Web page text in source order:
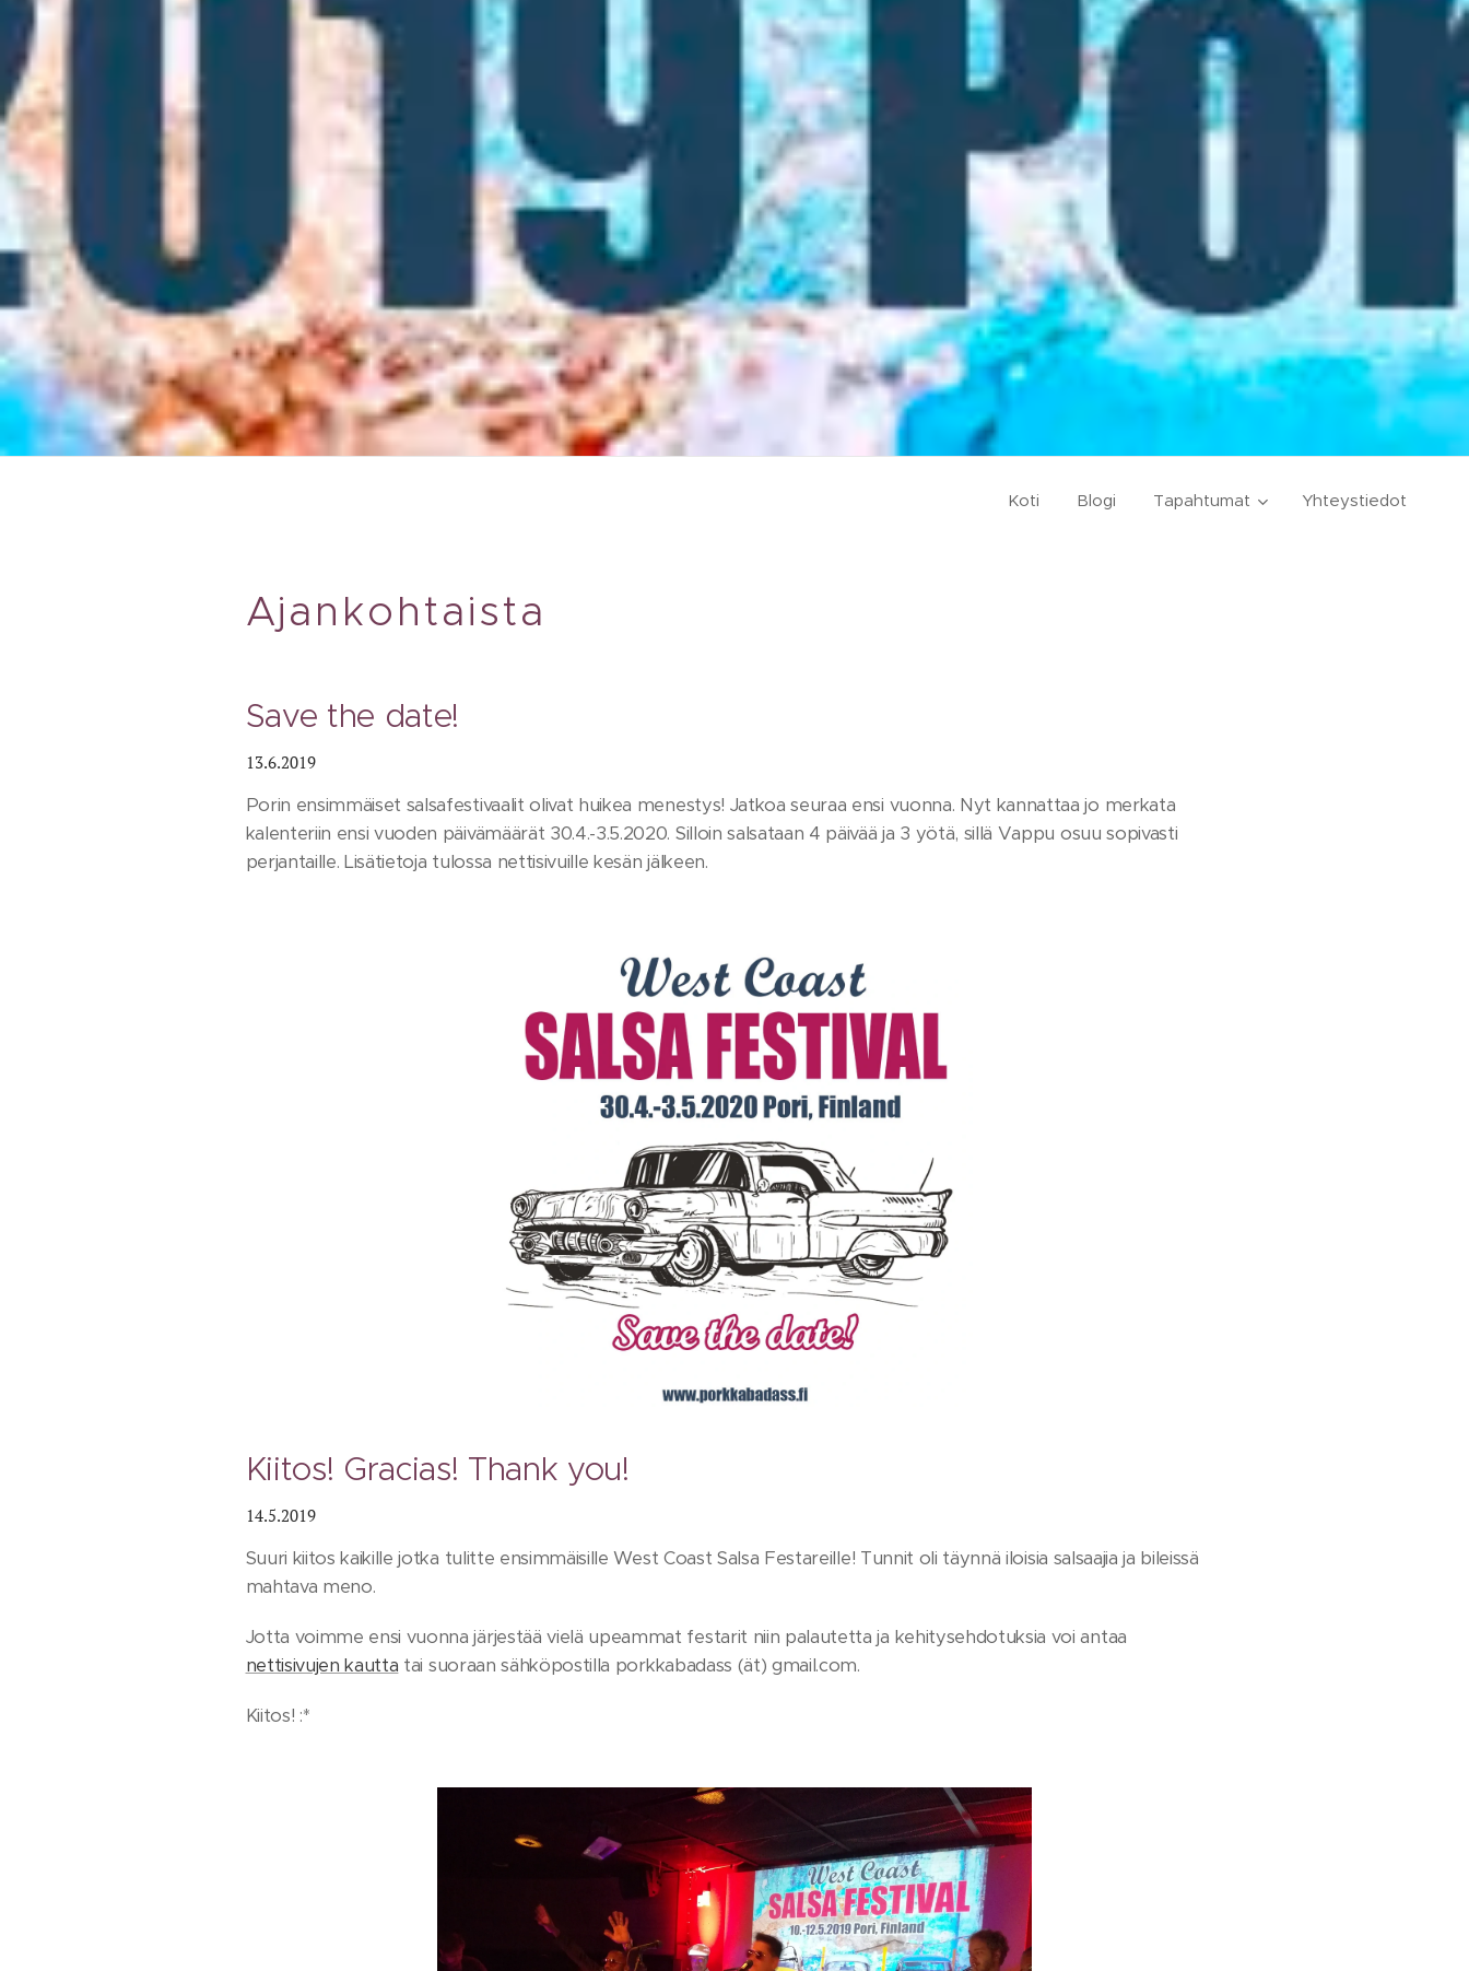
Koti Blogi Tapahtumat Yhteystiedot
Ajankohtaista
Save the date!
13.6.2019
Porin ensimmäiset salsafestivaalit olivat huikea menestys! Jatkoa seuraa ensi vuonna. Nyt kannattaa jo merkata
kalenteriin ensi vuoden päivämäärät 30.4.-3.5.2020. Silloin salsataan 4 päivää ja 3 yötä, sillä Vappu osuu sopivasti
perjantaille. Lisätietoja tulossa nettisivuille kesän jälkeen.
Kiitos! Gracias! Thank you!
14.5.2019
Suuri kiitos kaikille jotka tulitte ensimmäisille West Coast Salsa Festareille! Tunnit oli täynnä iloisia salsaajia ja bileissä
mahtava meno.
Jotta voimme ensi vuonna järjestää vielä upeammat festarit niin palautetta ja kehitysehdotuksia voi antaa
nettisivujen kautta tai suoraan sähköpostilla porkkabadass (ät) gmail.com.
Kiitos! :*